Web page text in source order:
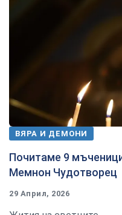
ВЯРА И ДЕМОНИ
Почитаме 9
Мемнон Чудотворец
29 Април, 2026